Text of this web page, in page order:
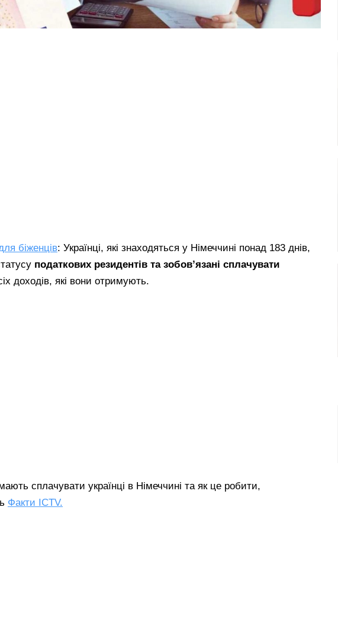
біженців: Українці, які знаходяться у Німеччині понад 183 днів,
податкових резидентів та зобов’язані сплачувати
доходів, які вони отримують.
сплачувати українці в Німеччині та як це робити,
Факти ICTV.